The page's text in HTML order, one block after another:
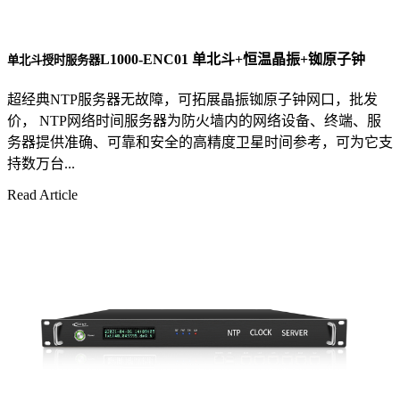
单北斗授时服务器L1000-ENC01 单北斗+恒温晶振+铷原子钟
超经典NTP服务器无故障，可拓展晶振铷原子钟网口，批发
价， NTP网络时间服务器为防火墙内的网络设备、终端、服
务器提供准确、可靠和安全的高精度卫星时间参考，可为它支
持数万台...
Read Article